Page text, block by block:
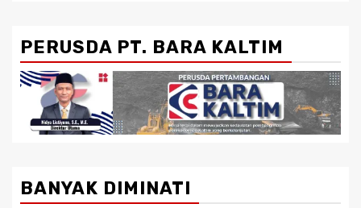
PERUSDA PT. BARA KALTIM
BANYAK DIMINATI